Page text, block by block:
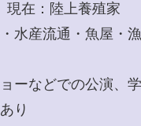
在：陸上養殖家
水産流通・魚屋・
ーなどでの公演、
り